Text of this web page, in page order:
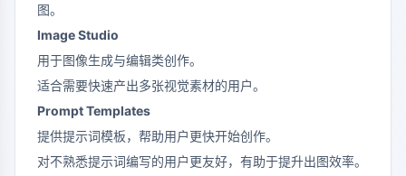
图。
Image Studio
用于图像生成与编辑类创作。
适合需要快速产出多张视觉素材的用户。
Prompt Templates
提供提示词模板，帮助用户更快开始创作。
对不熟悉提示词编写的用户更友好，有助于提升出图效率。